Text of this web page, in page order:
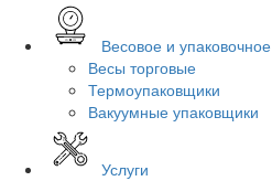
Весовое и упаковочное
Весы торговые
Термоупаковщики
Вакуумные упаковщики
Услуги